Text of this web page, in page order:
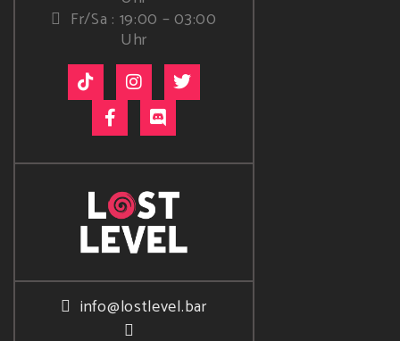
Fr/Sa : 19:00 – 03:00
Uhr
info@lostlevel.bar